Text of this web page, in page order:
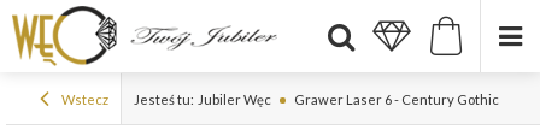
Wstecz Jesteś tu: Jubiler Węc Grawer Laser 6 - Century Gothic